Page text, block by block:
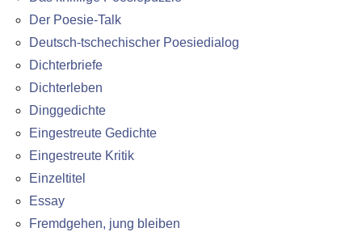
Der Poesie-Talk
Deutsch-tschechischer Poesiedialog
Dichterbriefe
Dichterleben
Dinggedichte
Eingestreute Gedichte
Eingestreute Kritik
Einzeltitel
Essay
Fremdgehen, jung bleiben